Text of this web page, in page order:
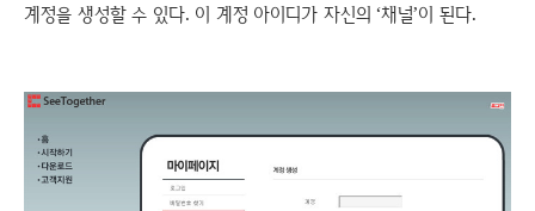
계정을 생성할 수 있다. 이 계정 아이디가 자신의 ‘채널’이 된다.